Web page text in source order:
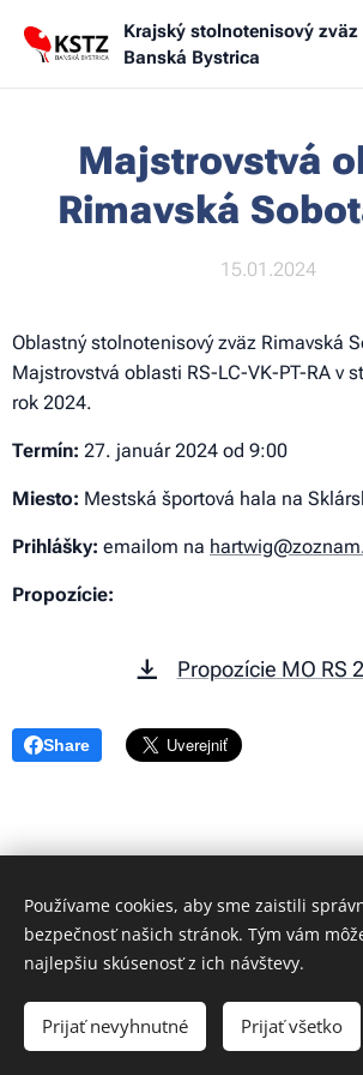
Krajský stolnotenisový zväz
Banská Bystrica
Majstrovstvá
Rimavská
15.01.2024
Oblastný stolnotenisový zväz Rimavská
Majstrovstvá oblasti RS-LC-VK-PT-RA v
rok 2024.
Termín: 27. január 2024 od 9:00
Miesto: Mestská športová hala na
Prihlášky: emailom na
Propozície:
Propozície MO RS
Share
Vytvorené službouWebnode
Používame cookies, aby sme zaistili
bezpečnosť našich stránok. Tým vám
najlepšiu skúsenosť z ich návštevy.
Prijať nevyhnutné Prijať všetko